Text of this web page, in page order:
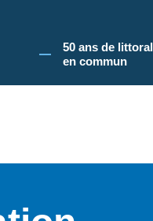
votre navigation sur le site
50 ans de littoral
en commun​